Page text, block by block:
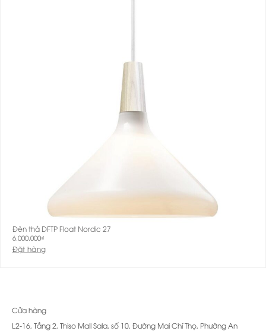
Đèn thả DFTP Float Nordic 27
6.000.000₫
Đặt hàng
Cửa hàng
L2-16, Tầng 2, Thiso Mall Sala, số 10, Đường Mai Chí Thọ, Phường An